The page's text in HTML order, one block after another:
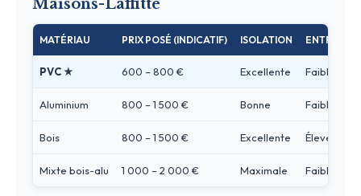
Maisons-Laffitte
MATÉRIAU PRIX POSÉ (INDICATIF) ISOLATION ENTRETIEN
PVC ★ 600 – 800 € Excellente Faible
Aluminium 800 – 1 500 € Bonne Faible
Bois 800 – 1 500 € Excellente Élevé
Mixte bois-alu 1 000 – 2 000 € Maximale Faible